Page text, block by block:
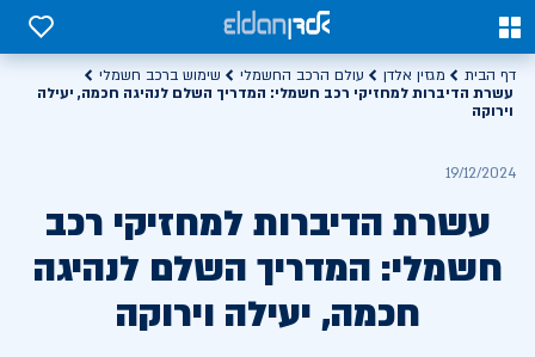
0
0
דף הבית מגזין אלדן עולם הרכב החשמלי
שימוש ברכב חשמלי
עשרת הדיברות למחזיקי רכב חשמלי: המדריך השלם לנהיגה חכמה, יעילה
וירוקה
19/12/2024
עשרת הדיברות למחזיקי רכב
חשמלי: המדריך השלם לנהיגה
חכמה, יעילה וירוקה